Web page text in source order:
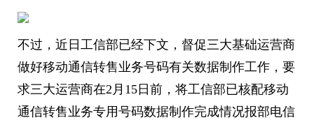
不过，近日工信部已经下文，督促三大基础运营商
做好移动通信转售业务号码有关数据制作工作，要
求三大运营商在2月15日前，将工信部已核配移动
通信转售业务专用号码数据制作完成情况报部电信